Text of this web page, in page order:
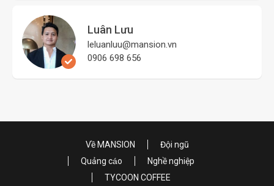
Luân Lưu
leluanluu@mansion.vn
0906 698 656
Về MANSION
Đội ngũ
Quảng cáo
Nghề nghiệp
TYCOON COFFEE